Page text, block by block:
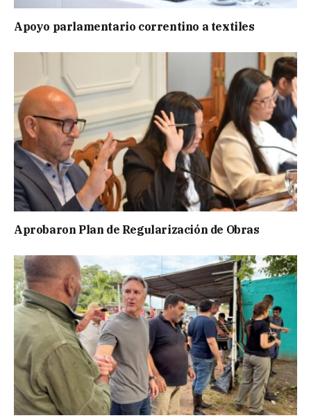
Apoyo parlamentario correntino a textiles
Aprobaron Plan de Regularización de Obras